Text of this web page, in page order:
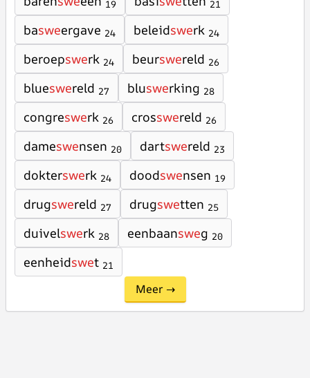
19 21
basweergave 24 beleidswerk 24
beroepswerk 24 beurswereld 26
blueswereld 27 bluswerking 28
congreswerk 26 crosswereld 26
dameswensen 20 dartswereld 23
dokterswerk 24 doodswensen 19
drugswereld 27 drugswetten 25
duivelswerk 28 eenbaansweg 20
eenheidswet 21
Meer →